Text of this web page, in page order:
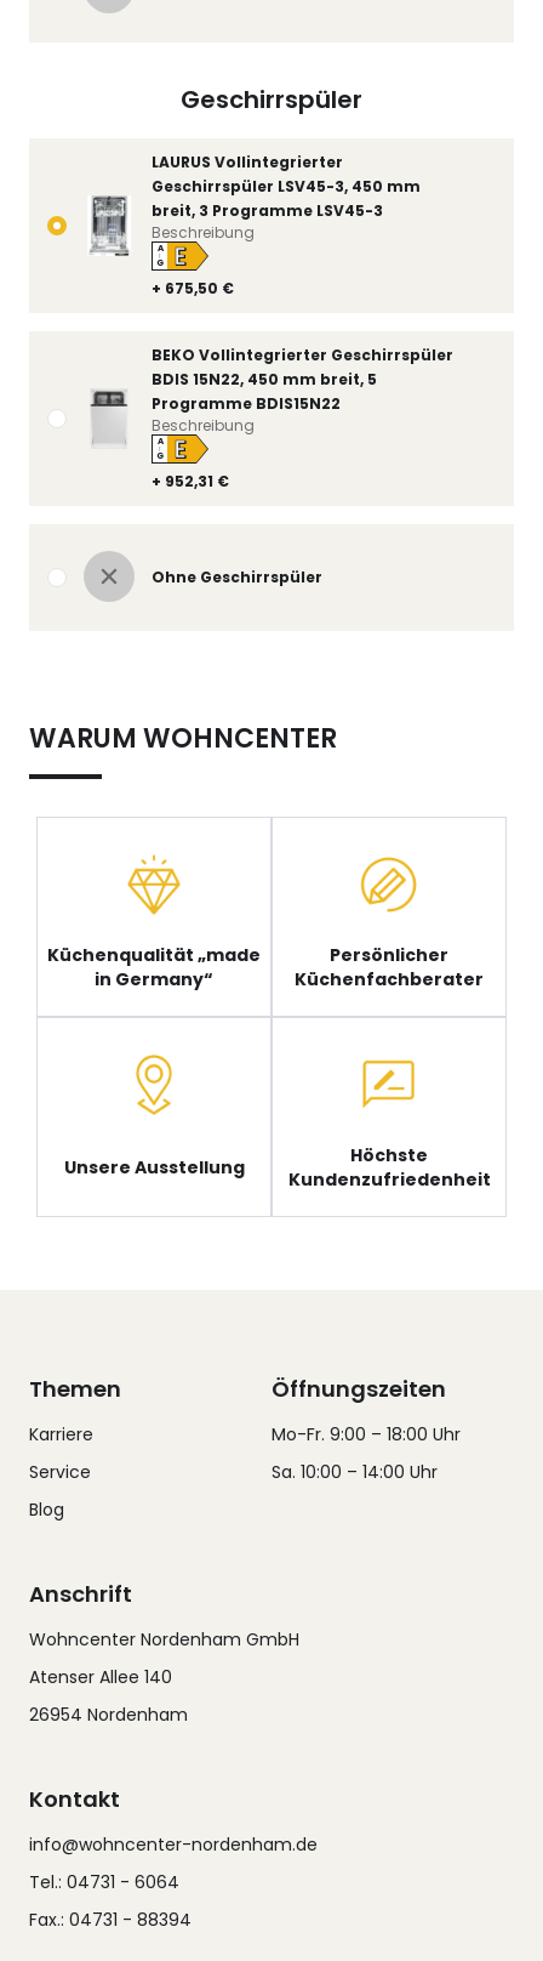
Geschirrspüler
LAURUS Vollintegrierter
Geschirrspüler LSV45-3, 450 mm
breit, 3 Programme LSV45-3
+ 675,50 €
A
↑
G E
Beschreibung
BEKO Vollintegrierter Geschirrspüler
BDIS 15N22, 450 mm breit, 5
Programme BDIS15N22
+ 952,31 €
A
↑
G E
Beschreibung
Ohne Geschirrspüler
WARUM WOHNCENTER
Küchenqualität „made
in Germany“
Persönlicher
Küchenfachberater
Unsere Ausstellung
Höchste
Kundenzufriedenheit
Themen
Karriere
Service
Blog
Öffnungszeiten
Mo-Fr. 9:00 – 18:00 Uhr
Sa. 10:00 – 14:00 Uhr
Anschrift
Wohncenter Nordenham GmbH
Atenser Allee 140
26954 Nordenham
Kontakt
info@wohncenter-nordenham.de
Tel.: 04731 - 6064
Fax.: 04731 - 88394